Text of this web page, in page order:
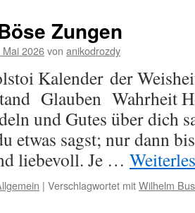
Zungen
Mai 2026von anikodrozdy
Kalender der
Glauben Wahrheit
und Gutes über dich
etwas sagst; nur dann
liebevoll. Je …
| Verschlagwortet mitWilhelm